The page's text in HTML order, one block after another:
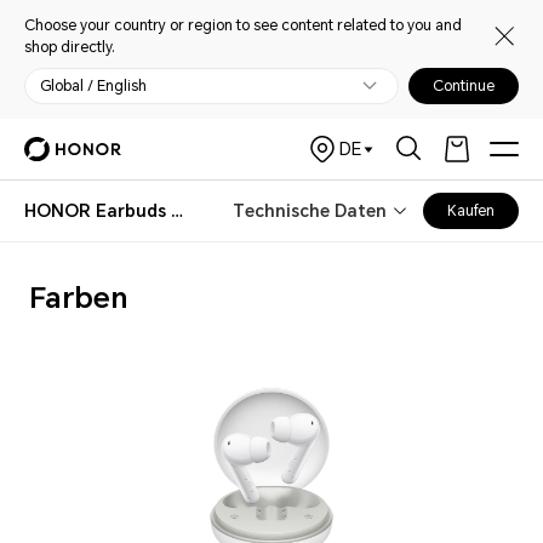
Choose your country or region to see content related to you and
shop directly.
Global / English Continue
DE
HONOR Earbuds A Pro Technische Daten Kaufen
Farben